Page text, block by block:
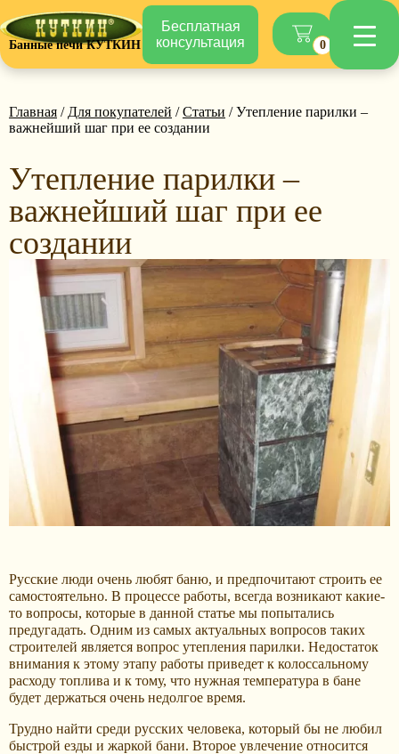
Банные печи КУТКИН
Бесплатная
консультация
0
Главная / Для покупателей /Статьи / Утепление парилки –
важнейший шаг при ее создании
Утепление парилки –
важнейший шаг при ее
создании
Русские люди очень любят баню, и предпочитают строить ее
самостоятельно. В процессе работы, всегда возникают какие-
то вопросы, которые в данной статье мы попытались
предугадать. Одним из самых актуальных вопросов таких
строителей является вопрос утепления парилки. Недостаток
внимания к этому этапу работы приведет к колоссальному
расходу топлива и к тому, что нужная температура в бане
будет держаться очень недолгое время.
Трудно найти среди русских человека, который бы не любил
быстрой езды и жаркой бани. Второе увлечение относится